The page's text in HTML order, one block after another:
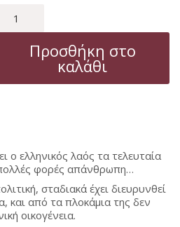
Προσθήκη στο
καλάθι
ο ελληνικός λαός τα τελευταία
φορές απάνθρωπη…
σταδιακά έχει διευρυνθεί
και από τα πλοκάμια της δεν
οικογένεια.